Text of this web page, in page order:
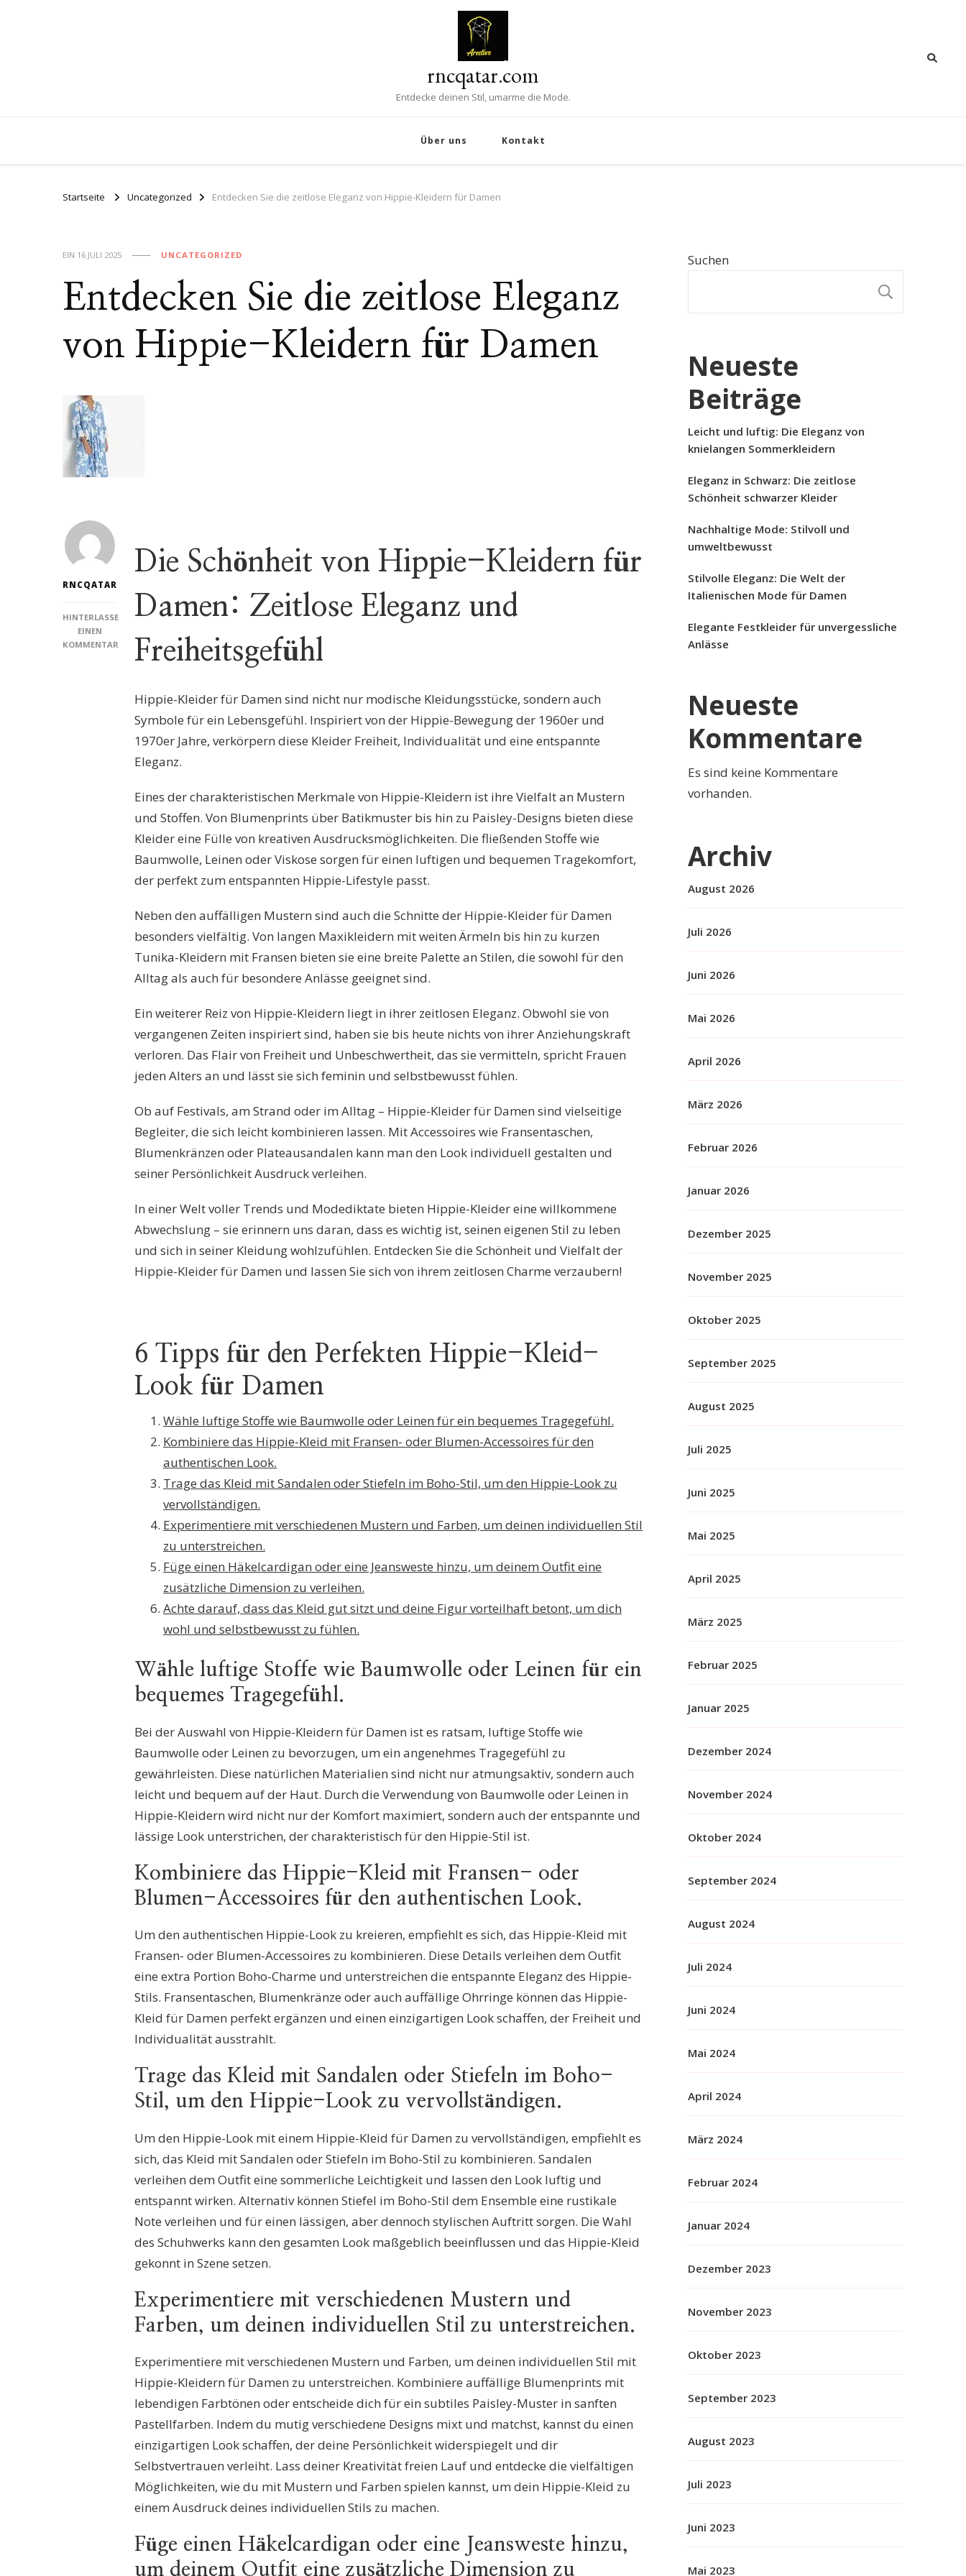
rncqatar.com
Entdecke deinen Stil, umarme die Mode.
Über uns Kontakt
Startseite Uncategorized Entdecken Sie die zeitlose Eleganz von Hippie-Kleidern für Damen
EIN 16 JULI 2025 UNCATEGORIZED
Entdecken Sie die zeitlose Eleganz
von Hippie-Kleidern für Damen
RNCQATAR
HINTERLASSE
EINEN
KOMMENTAR
Die Schönheit von Hippie-Kleidern für
Damen: Zeitlose Eleganz und
Freiheitsgefühl
Hippie-Kleider für Damen sind nicht nur modische Kleidungsstücke, sondern auch
Symbole für ein Lebensgefühl. Inspiriert von der Hippie-Bewegung der 1960er und
1970er Jahre, verkörpern diese Kleider Freiheit, Individualität und eine entspannte
Eleganz.
Eines der charakteristischen Merkmale von Hippie-Kleidern ist ihre Vielfalt an Mustern
und Stoffen. Von Blumenprints über Batikmuster bis hin zu Paisley-Designs bieten diese
Kleider eine Fülle von kreativen Ausdrucksmöglichkeiten. Die fließenden Stoffe wie
Baumwolle, Leinen oder Viskose sorgen für einen luftigen und bequemen Tragekomfort,
der perfekt zum entspannten Hippie-Lifestyle passt.
Neben den auffälligen Mustern sind auch die Schnitte der Hippie-Kleider für Damen
besonders vielfältig. Von langen Maxikleidern mit weiten Ärmeln bis hin zu kurzen
Tunika-Kleidern mit Fransen bieten sie eine breite Palette an Stilen, die sowohl für den
Alltag als auch für besondere Anlässe geeignet sind.
Ein weiterer Reiz von Hippie-Kleidern liegt in ihrer zeitlosen Eleganz. Obwohl sie von
vergangenen Zeiten inspiriert sind, haben sie bis heute nichts von ihrer Anziehungskraft
verloren. Das Flair von Freiheit und Unbeschwertheit, das sie vermitteln, spricht Frauen
jeden Alters an und lässt sie sich feminin und selbstbewusst fühlen.
Ob auf Festivals, am Strand oder im Alltag – Hippie-Kleider für Damen sind vielseitige
Begleiter, die sich leicht kombinieren lassen. Mit Accessoires wie Fransentaschen,
Blumenkränzen oder Plateausandalen kann man den Look individuell gestalten und
seiner Persönlichkeit Ausdruck verleihen.
In einer Welt voller Trends und Modediktate bieten Hippie-Kleider eine willkommene
Abwechslung – sie erinnern uns daran, dass es wichtig ist, seinen eigenen Stil zu leben
und sich in seiner Kleidung wohlzufühlen. Entdecken Sie die Schönheit und Vielfalt der
Hippie-Kleider für Damen und lassen Sie sich von ihrem zeitlosen Charme verzaubern!
6 Tipps für den Perfekten Hippie-Kleid-
Look für Damen
Wähle luftige Stoffe wie Baumwolle oder Leinen für ein bequemes Tragegefühl.
Kombiniere das Hippie-Kleid mit Fransen- oder Blumen-Accessoires für den
authentischen Look.
Trage das Kleid mit Sandalen oder Stiefeln im Boho-Stil, um den Hippie-Look zu
vervollständigen.
Experimentiere mit verschiedenen Mustern und Farben, um deinen individuellen Stil
zu unterstreichen.
Füge einen Häkelcardigan oder eine Jeansweste hinzu, um deinem Outfit eine
zusätzliche Dimension zu verleihen.
Achte darauf, dass das Kleid gut sitzt und deine Figur vorteilhaft betont, um dich
wohl und selbstbewusst zu fühlen.
Wähle luftige Stoffe wie Baumwolle oder Leinen für ein
bequemes Tragegefühl.
Bei der Auswahl von Hippie-Kleidern für Damen ist es ratsam, luftige Stoffe wie
Baumwolle oder Leinen zu bevorzugen, um ein angenehmes Tragegefühl zu
gewährleisten. Diese natürlichen Materialien sind nicht nur atmungsaktiv, sondern auch
leicht und bequem auf der Haut. Durch die Verwendung von Baumwolle oder Leinen in
Hippie-Kleidern wird nicht nur der Komfort maximiert, sondern auch der entspannte und
lässige Look unterstrichen, der charakteristisch für den Hippie-Stil ist.
Kombiniere das Hippie-Kleid mit Fransen- oder
Blumen-Accessoires für den authentischen Look.
Um den authentischen Hippie-Look zu kreieren, empfiehlt es sich, das Hippie-Kleid mit
Fransen- oder Blumen-Accessoires zu kombinieren. Diese Details verleihen dem Outfit
eine extra Portion Boho-Charme und unterstreichen die entspannte Eleganz des Hippie-
Stils. Fransentaschen, Blumenkränze oder auch auffällige Ohrringe können das Hippie-
Kleid für Damen perfekt ergänzen und einen einzigartigen Look schaffen, der Freiheit und
Individualität ausstrahlt.
Trage das Kleid mit Sandalen oder Stiefeln im Boho-
Stil, um den Hippie-Look zu vervollständigen.
Um den Hippie-Look mit einem Hippie-Kleid für Damen zu vervollständigen, empfiehlt es
sich, das Kleid mit Sandalen oder Stiefeln im Boho-Stil zu kombinieren. Sandalen
verleihen dem Outfit eine sommerliche Leichtigkeit und lassen den Look luftig und
entspannt wirken. Alternativ können Stiefel im Boho-Stil dem Ensemble eine rustikale
Note verleihen und für einen lässigen, aber dennoch stylischen Auftritt sorgen. Die Wahl
des Schuhwerks kann den gesamten Look maßgeblich beeinflussen und das Hippie-Kleid
gekonnt in Szene setzen.
Experimentiere mit verschiedenen Mustern und
Farben, um deinen individuellen Stil zu unterstreichen.
Experimentiere mit verschiedenen Mustern und Farben, um deinen individuellen Stil mit
Hippie-Kleidern für Damen zu unterstreichen. Kombiniere auffällige Blumenprints mit
lebendigen Farbtönen oder entscheide dich für ein subtiles Paisley-Muster in sanften
Pastellfarben. Indem du mutig verschiedene Designs mixt und matchst, kannst du einen
einzigartigen Look schaffen, der deine Persönlichkeit widerspiegelt und dir
Selbstvertrauen verleiht. Lass deiner Kreativität freien Lauf und entdecke die vielfältigen
Möglichkeiten, wie du mit Mustern und Farben spielen kannst, um dein Hippie-Kleid zu
einem Ausdruck deines individuellen Stils zu machen.
Füge einen Häkelcardigan oder eine Jeansweste hinzu,
um deinem Outfit eine zusätzliche Dimension zu
Suchen
Neueste
Beiträge
Leicht und luftig: Die Eleganz von
knielangen Sommerkleidern
Eleganz in Schwarz: Die zeitlose
Schönheit schwarzer Kleider
Nachhaltige Mode: Stilvoll und
umweltbewusst
Stilvolle Eleganz: Die Welt der
Italienischen Mode für Damen
Elegante Festkleider für unvergessliche
Anlässe
Neueste
Kommentare
Es sind keine Kommentare
vorhanden.
Archiv
August 2026
Juli 2026
Juni 2026
Mai 2026
April 2026
März 2026
Februar 2026
Januar 2026
Dezember 2025
November 2025
Oktober 2025
September 2025
August 2025
Juli 2025
Juni 2025
Mai 2025
April 2025
März 2025
Februar 2025
Januar 2025
Dezember 2024
November 2024
Oktober 2024
September 2024
August 2024
Juli 2024
Juni 2024
Mai 2024
April 2024
März 2024
Februar 2024
Januar 2024
Dezember 2023
November 2023
Oktober 2023
September 2023
August 2023
Juli 2023
Juni 2023
Mai 2023